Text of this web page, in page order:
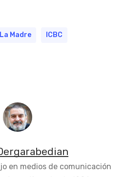
Madre ICBC
en medios de comunicación